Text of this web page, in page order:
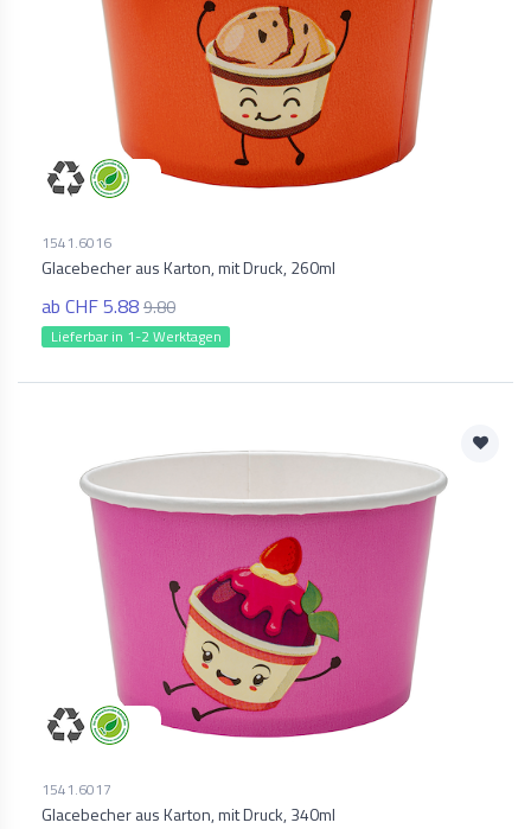
1541.6016
Glacebecher aus Karton, mit Druck, 260ml
ab CHF 5.889.80
Lieferbar in 1-2 Werktagen
1541.6017
Glacebecher aus Karton, mit Druck, 340ml